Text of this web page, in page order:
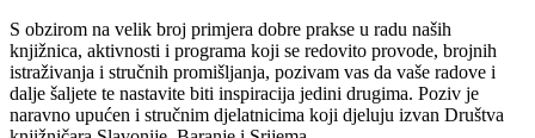
S obzirom na velik broj primjera dobre prakse u radu naših
knjižnica, aktivnosti i programa koji se redovito provode, brojnih
istraživanja i stručnih promišljanja, pozivam vas da vaše radove i
dalje šaljete te nastavite biti inspiracija jedini drugima. Poziv je
naravno upućen i stručnim djelatnicima koji djeluju izvan Društva